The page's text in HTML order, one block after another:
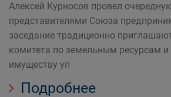
Алексей Курносов провел
представителями Союза
заседание традиционно
комитета по земельным ресурсам
имуществу уп
Подробнее